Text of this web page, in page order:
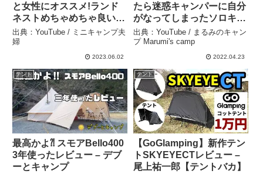
と女性にオススメ!ランド
ネストめちゃめちゃ良い‼︎
– ミニキャンプ夫婦
出典：YouTube / ミニキャンプ夫
婦
2023.06.02
たら迷惑キャンパーに自分
がなってしまったソロキャ
ンプ/迷惑キャンパー/キャ
ンプ/薪ストーブ/POMOLY
/一人ぼっちキャンプ/solo
ー – まるみのキャンプ
Marumi’s camp
出典：YouTube / まるみのキャン
プ Marumi's camp
2022.04.23
テント
最高かよ⁈ スモアBello400
3年使ったレビュー – デブ
ーとキャンプ
テント
【GoGlamping】新作テン
トSKYEYECTレビュー –
尾上祐一郎【テントバカ】